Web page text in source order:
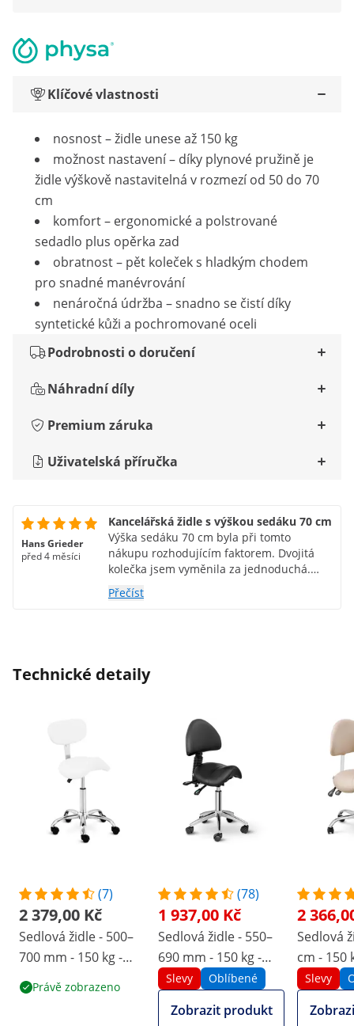
Klíčové vlastnosti
nosnost – židle unese až 150 kg
možnost nastavení – díky plynové pružině je
židle výškově nastavitelná v rozmezí od 50 do 70
cm
komfort – ergonomické a polstrované
sedadlo plus opěrka zad
obratnost – pět koleček s hladkým chodem
pro snadné manévrování
nenáročná údržba – snadno se čistí díky
syntetické kůži a pochromované oceli
Podrobnosti o doručení
Náhradní díly
Premium záruka
Uživatelská příručka
Hans Grieder
před 4 měsíci
Kancelářská židle s výškou sedáku 70 cm
Výška sedáku 70 cm byla při tomto
nákupu rozhodujícím faktorem. Dvojitá
kolečka jsem vyměnila za jednoduchá.
Koupil jsem je v obchodě Temu za nízkou
cenu. Mají větší průměr a po kuchyňské
Přečíst
Technické detaily
(7)
2 379,00 Kč
Sedlová židle - 500–
700 mm - 150 kg -
Bílá
Právě zobrazeno
(78)
1 937,00 Kč
Sedlová židle - 550–
690 mm - 150 kg -
černá
Slevy Oblíbené
Zobrazit produkt
2
Sedlová
cm - 150
Slevy